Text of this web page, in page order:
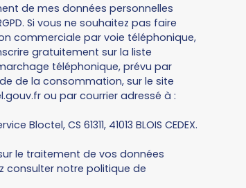
de mes données personnelles
Si vous ne souhaitez pas faire
commerciale par voie téléphonique,
gratuitement sur la liste
téléphonique, prévu par
de la consommation, sur le site
ou par courrier adressé à :
Bloctel, CS 61311, 41013 BLOIS CEDEX.
le traitement de vos données
consulter notre politique de